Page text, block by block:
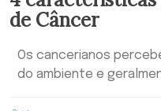
de Câncer
Os cancerianos
do ambiente e